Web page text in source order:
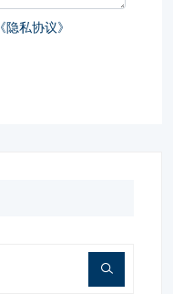
《隐私协议》